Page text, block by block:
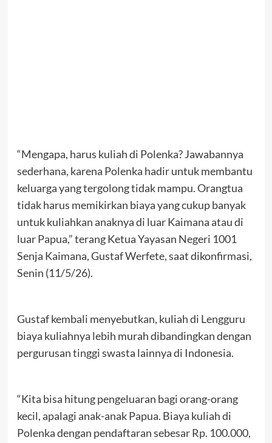
“Mengapa, harus kuliah di Polenka? Jawabannya
sederhana, karena Polenka hadir untuk membantu
keluarga yang tergolong tidak mampu. Orangtua
tidak harus memikirkan biaya yang cukup banyak
untuk kuliahkan anaknya di luar Kaimana atau di
luar Papua,” terang Ketua Yayasan Negeri 1001
Senja Kaimana, Gustaf Werfete, saat dikonfirmasi,
Senin (11/5/26).
Gustaf kembali menyebutkan, kuliah di Lengguru
biaya kuliahnya lebih murah dibandingkan dengan
pergurusan tinggi swasta lainnya di Indonesia.
“Kita bisa hitung pengeluaran bagi orang-orang
kecil, apalagi anak-anak Papua. Biaya kuliah di
Polenka dengan pendaftaran sebesar Rp. 100.000,